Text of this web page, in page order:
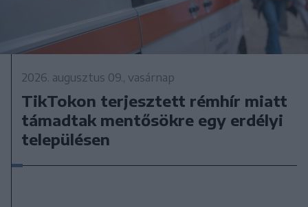
2026. augusztus 09., vasárnap
TikTokon terjesztett rémhír miatt
támadtak mentősökre egy erdélyi
településen